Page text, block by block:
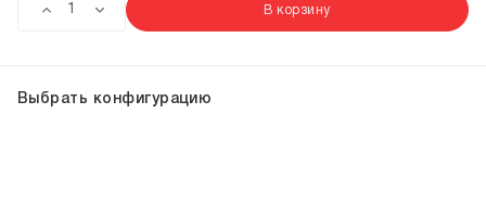
В корзину
Выбрать конфигурацию